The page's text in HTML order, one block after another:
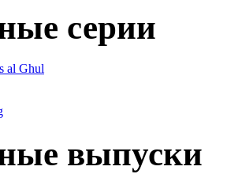
серии
al Ghul
выпуски